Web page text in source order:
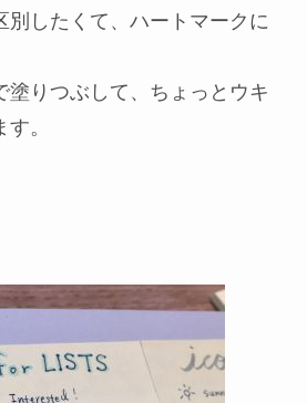
別したくて、ハートマークに
塗りつぶして、ちょっとウキ
。